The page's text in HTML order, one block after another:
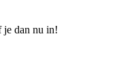
je dan nu in!